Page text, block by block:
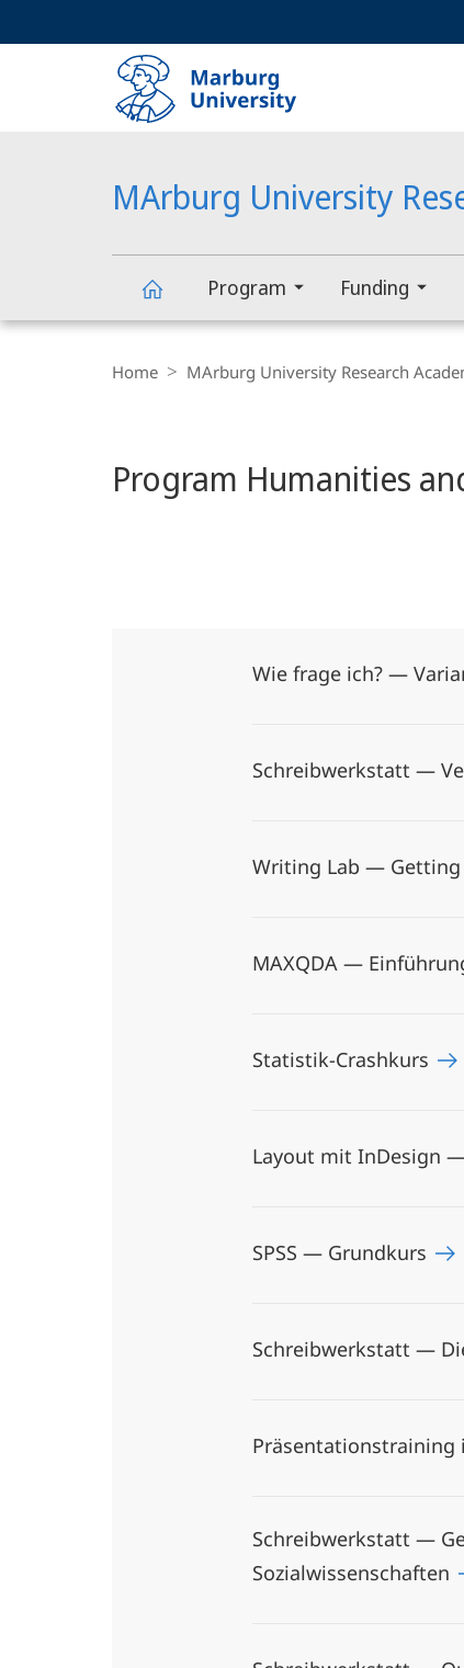
MArburg University
Program Funding
Main
Navigation
Home MArburg University Research
Program Humanities
Wie frage ich? —
Schreibwerkstatt —
Writing Lab — Getting
MAXQDA —
Statistik-Crashkurs
Layout mit InDesign
SPSS — Grundkurs
Schreibwerkstatt —
Präsentationstraining
Schreibwerkstatt —
Sozialwissenschaften